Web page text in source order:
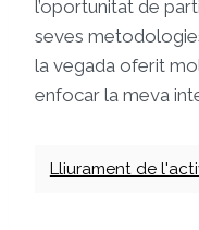
l’oportunitat de
seves
la vegada oferit
enfocar la meva
Lliurament de